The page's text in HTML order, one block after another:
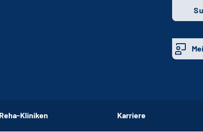
Reha-Kliniken Karriere